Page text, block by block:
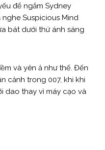
để ngắm Sydney
Suspicious Mind
bát dưới thứ ánh sáng
và yên ả như thế. Đến
cảnh trong 007, khi khi
dao thay vì máy cạo và